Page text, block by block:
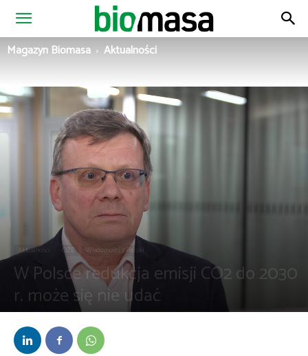
Magazyn
Magazyn Biomasa Aktualności
Aktualności OZE Wiadomości z Polski
W Polsce redukcja emisji CO2 do 2030
r. może się nie udać